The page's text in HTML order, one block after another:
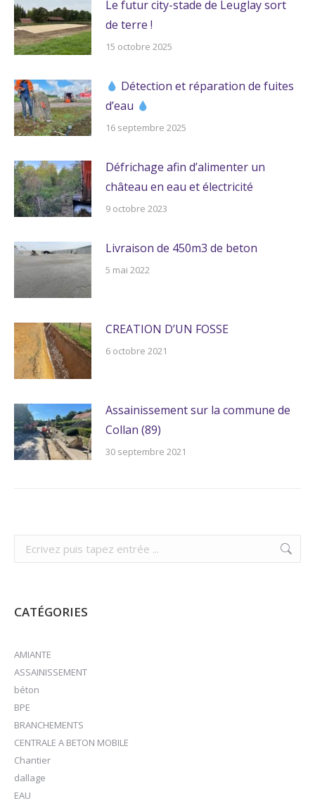
Le futur city-stade de Leuglay sort
de terre !
15 octobre 2025
Détection et réparation de fuites
d’eau
16 septembre 2025
Défrichage afin d’alimenter un
château en eau et électricité
9 octobre 2023
Livraison de 450m3 de beton
5 mai 2022
CREATION D’UN FOSSE
6 octobre 2021
Assainissement sur la commune de
Collan (89)
30 septembre 2021
CATÉGORIES
AMIANTE
ASSAINISSEMENT
béton
BPE
BRANCHEMENTS
CENTRALE A BETON MOBILE
Chantier
dallage
EAU